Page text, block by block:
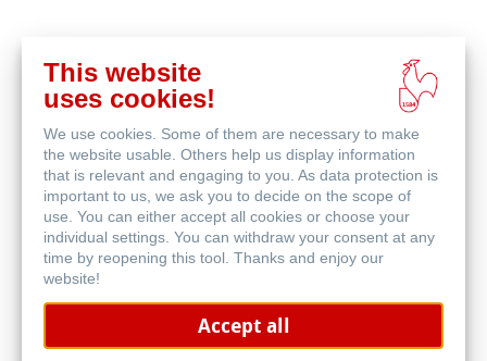
Acquista
online
This website
uses cookies!
We use cookies. Some of them are necessary to make
the website usable. Others help us display information
that is relevant and engaging to you. As data protection is
important to us, we ask you to decide on the scope of
use. You can either accept all cookies or choose your
individual settings. You can withdraw your consent at any
time by reopening this tool. Thanks and enjoy our
website!
Accept all